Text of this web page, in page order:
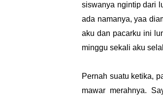
siswanya ngintip dari
ada namanya, yaa
aku dan pacarku ini
minggu sekali aku
Pernah suatu ketika,
mawar merahnya.